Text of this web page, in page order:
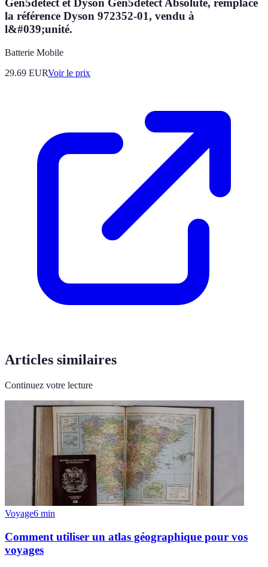
Gen5detect et Dyson Gen5detect Absolute, remplace
la référence Dyson 972352-01, vendu à
l&#039;unité.
Batterie Mobile
29.69 EURVoir le prix
Articles similaires
Continuez votre lecture
Voyage6 min
Comment utiliser un atlas géographique pour vos
voyages